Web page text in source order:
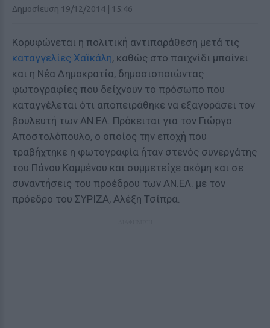
Δημοσίευση 19/12/2014 | 15:46
Κορυφώνεται η πολιτική αντιπαράθεση μετά τις
καταγγελίες Χαϊκάλη, καθώς στο παιχνίδι μπαίνει
και η Νέα Δημοκρατία, δημοσιοποιώντας
φωτογραφίες που δείχνουν το πρόσωπο που
καταγγέλεται ότι αποπειράθηκε να εξαγοράσει τον
βουλευτή των ΑΝ.ΕΛ. Πρόκειται για τον Γιώργο
Αποστολόπουλο, ο οποίος την εποχή που
τραβήχτηκε η φωτογραφία ήταν στενός συνεργάτης
του Πάνου Καμμένου και συμμετείχε ακόμη και σε
συναντήσεις του προέδρου των ΑΝ.ΕΛ. με τον
πρόεδρο του ΣΥΡΙΖΑ, Αλέξη Τσίπρα.